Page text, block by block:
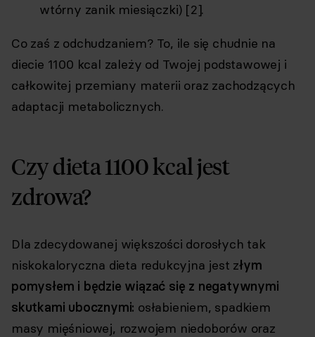
wtórny zanik miesiączki) [2].
Co zaś z odchudzaniem? To, ile się chudnie na
diecie 1100 kcal zależy od Twojej podstawowej i
całkowitej przemiany materii oraz zachodzących
adaptacji metabolicznych.
Czy dieta 1100 kcal jest
zdrowa?
Dla zdecydowanej większości dorosłych tak
niskokaloryczna dieta redukcyjna jest złym
pomysłem i będzie wiązać się z negatywnymi
skutkami ubocznymi: osłabieniem, spadkiem
masy mięśniowej, rozwojem niedoborów oraz